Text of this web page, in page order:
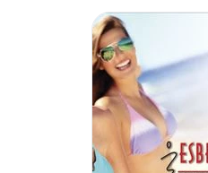
realizan los
Localización
Las instalaciones de
Monterrey, Nuevo León
Posibilidad de
No